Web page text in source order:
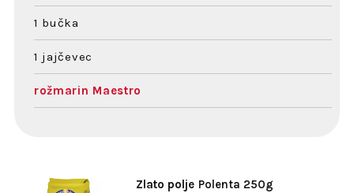
1 bučka
1 jajčevec
rožmarin Maestro
Zlato polje Polenta 250g